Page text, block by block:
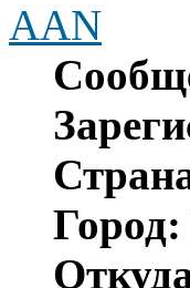
AAN
Город: